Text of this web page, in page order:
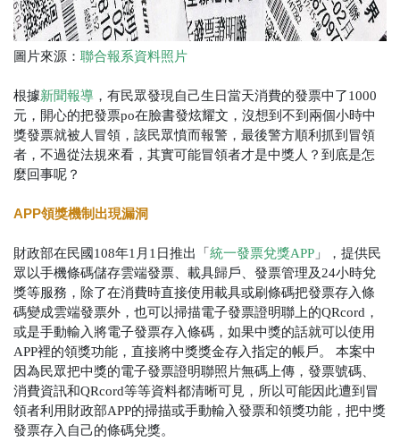
圖片來源： 聯合報系資料照片
根據新聞報導 ，有民眾發現自己生日當天消費的發票中了1000
元，開心的把發票po在臉書發炫耀文，沒想到不到兩個小時中
獎發票就被人冒領，該民眾憤而報警，最後警方順利抓到冒領
者，不過從法規來看，其實可能冒領者才是中獎人？到底是怎
麼回事呢？
APP領獎機制出現漏洞
財政部在民國108年1月1日推出「 統一發票兌獎APP 」，提供民
眾以手機條碼儲存雲端發票、載具歸戶、發票管理及24小時兌
獎等服務，除了在消費時直接使用載具或刷條碼把發票存入條
碼變成雲端發票外，也可以掃描電子發票證明聯上的QRcord，
或是手動輸入將電子發票存入條碼，如果中獎的話就可以使用
APP裡的領獎功能，直接將中獎獎金存入指定的帳戶。
本案中
因為民眾把中獎的電子發票證明聯照片無碼上傳，發票號碼、
消費資訊和QRcord等等資料都清晰可見，所以可能因此遭到冒
領者利用財政部APP的掃描或手動輸入發票和領獎功能，把中獎
發票存入自己的條碼兌獎。